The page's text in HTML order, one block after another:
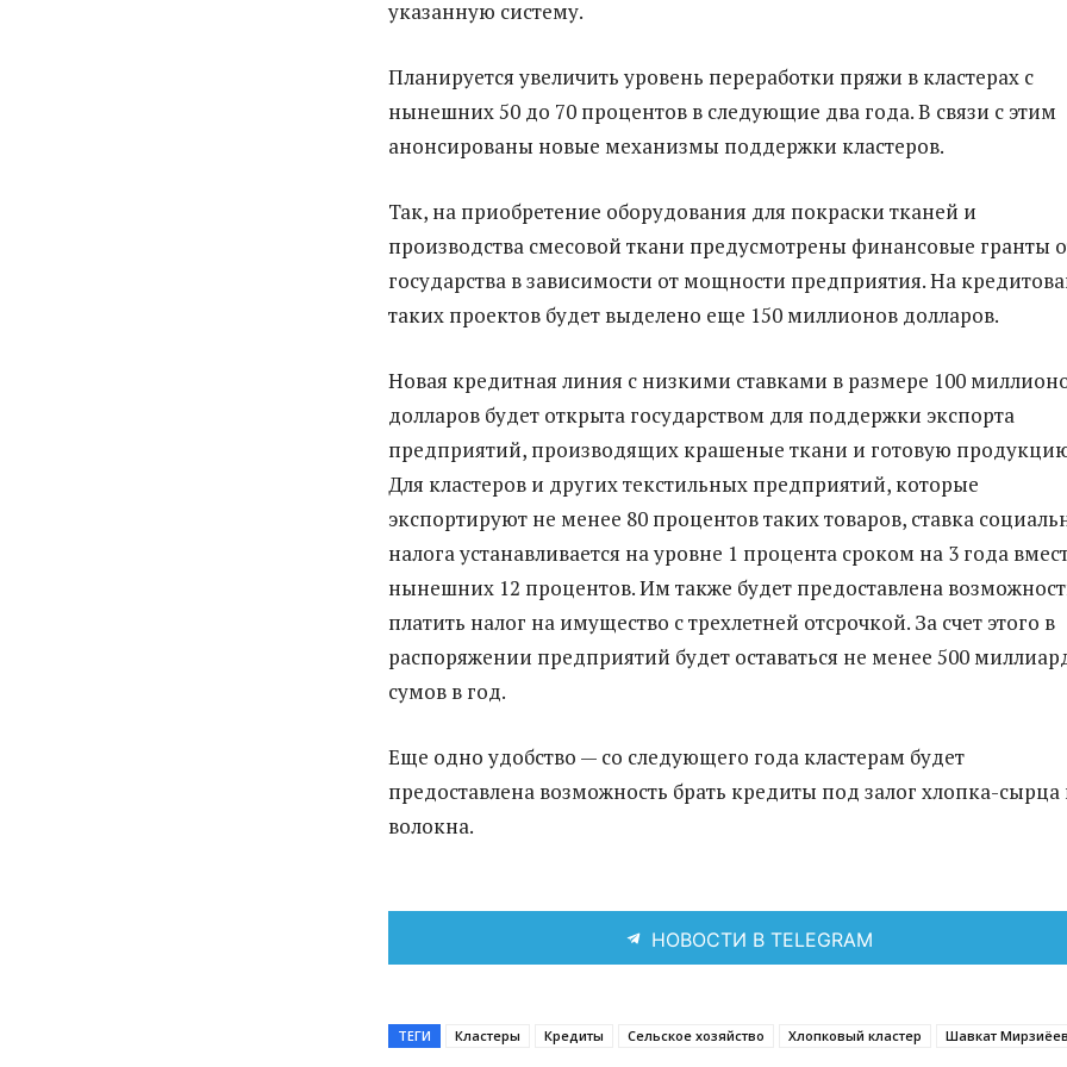
указанную систему.
Планируется увеличить уровень переработки пряжи в кластерах с
нынешних 50 до 70 процентов в следующие два года. В связи с этим
анонсированы новые механизмы поддержки кластеров.
Так, на приобретение оборудования для покраски тканей и
производства смесовой ткани предусмотрены финансовые гранты
государства в зависимости от мощности предприятия. На
таких проектов будет выделено еще 150 миллионов долларов.
Новая кредитная линия с низкими ставками в размере 100
долларов будет открыта государством для поддержки экспорта
предприятий, производящих крашеные ткани и готовую
Для кластеров и других текстильных предприятий, которые
экспортируют не менее 80 процентов таких товаров, ставка
налога устанавливается на уровне 1 процента сроком на 3 года
нынешних 12 процентов. Им также будет предоставлена
платить налог на имущество с трехлетней отсрочкой. За счет этого в
распоряжении предприятий будет оставаться не менее 500
сумов в год.
Еще одно удобство — со следующего года кластерам будет
предоставлена возможность брать кредиты под залог хлопка-сырца
волокна.
НОВОСТИ В TELEGRAM
ТЕГИ Кластеры Кредиты Сельское хозяйство Хлопковый кластер Шавкат Мирзиёев